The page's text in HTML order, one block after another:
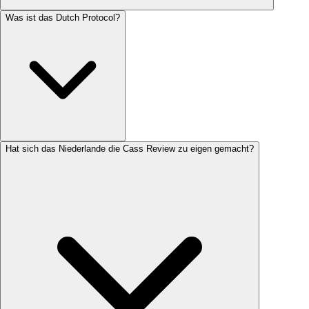
Was ist das Dutch Protocol?
Hat sich das Niederlande die Cass Review zu eigen gemacht?